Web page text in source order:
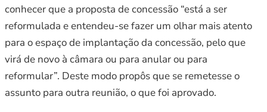
conhecer que a proposta de concessão “está a ser
reformulada e entendeu-se fazer um olhar mais atento
para o espaço de implantação da concessão, pelo que
virá de novo à câmara ou para anular ou para
reformular”. Deste modo propôs que se remetesse o
assunto para outra reunião, o que foi aprovado.